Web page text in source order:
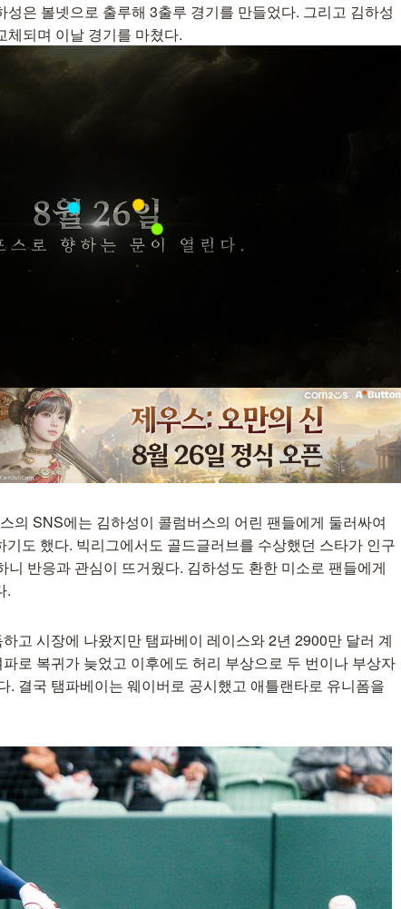
은 볼넷으로 출루해 3출루 경기를 만들었다. 그리고 김하성
체되며 이날 경기를 마쳤다.
의 SNS에는 김하성이 콜럼버스의 어린 팬들에게 둘러싸여
도 했다. 빅리그에서도 골드글러브를 수상했던 스타가 인구
반응과 관심이 뜨거웠다. 김하성도 환한 미소로 팬들에게
.
고 시장에 나왔지만 탬파베이 레이스와 2년 2900만 달러 계
로 복귀가 늦었고 이후에도 허리 부상으로 두 번이나 부상자
. 결국 탬파베이는 웨이버로 공시했고 애틀랜타로 유니폼을